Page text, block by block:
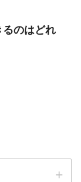
のはどれ